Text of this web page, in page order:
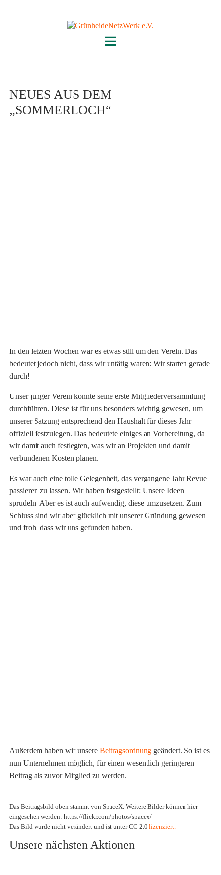
NEUES AUS DEM
„SOMMERLOCH“
In den letzten Wochen war es etwas still um den Verein. Das
bedeutet jedoch nicht, dass wir untätig waren: Wir starten gerade
durch!
Unser junger Verein konnte seine erste Mitgliederversammlung
durchführen. Diese ist für uns besonders wichtig gewesen, um
unserer Satzung entsprechend den Haushalt für dieses Jahr
offiziell festzulegen. Das bedeutete einiges an Vorbereitung, da
wir damit auch festlegten, was wir an Projekten und damit
verbundenen Kosten planen.
Es war auch eine tolle Gelegenheit, das vergangene Jahr Revue
passieren zu lassen. Wir haben festgestellt: Unsere Ideen
sprudeln. Aber es ist auch aufwendig, diese umzusetzen. Zum
Schluss sind wir aber glücklich mit unserer Gründung gewesen
und froh, dass wir uns gefunden haben.
Außerdem haben wir unsere Beitragsordnunggeändert. So ist es
nun Unternehmen möglich, für einen wesentlich geringeren
Beitrag als zuvor Mitglied zu werden.
Das Beitragsbild oben stammt von SpaceX. Weitere Bilder können hier
eingesehen werden: https://flickr.com/photos/spacex/
Das Bild wurde nicht verändert und ist unter CC 2.0 lizenziert.
Unsere nächsten Aktionen